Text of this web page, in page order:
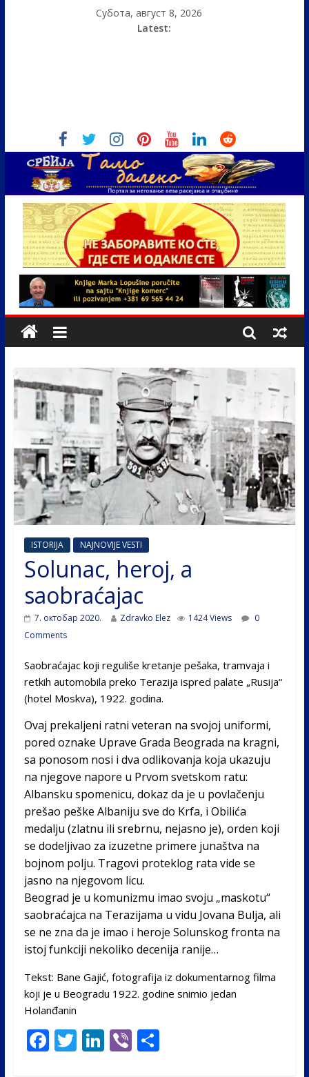
Субота, август 8, 2026
Latest:
ISTORIJA NAJNOVIJE VESTI
Solunac, heroj, a
saobraćajac
7. октобар 2020. Zdravko Elez 1424 Views
0
Comments
Saobraćajac koji reguliše kretanje pešaka, tramvaja i
retkih automobila preko Terazija ispred palate „Rusija“
(hotel Moskva), 1922. godina.
Ovaj prekaljeni ratni veteran na svojoj uniformi,
pored oznake Uprave Grada Beograda na kragni,
sa ponosom nosi i dva odlikovanja koja ukazuju
na njegove napore u Prvom svetskom ratu:
Albansku spomenicu, dokaz da je u povlačenju
prešao peške Albaniju sve do Krfa, i Obilića
medalju (zlatnu ili srebrnu, nejasno je), orden koji
se dodeljivao za izuzetne primere junaštva na
bojnom polju. Tragovi proteklog rata vide se
jasno na njegovom licu.
Beograd je u komunizmu imao svoju „maskotu“
saobraćajca na Terazijama u vidu Jovana Bulja, ali
se ne zna da je imao i heroje Solunskog fronta na
istoj funkciji nekoliko decenija ranije…
Tekst: Bane Gajić, fotografija iz dokumentarnog filma
koji je u Beogradu 1922. godine snimio jedan
Holanđanin
F
ac
T
w
Li
n
Vi
b
S